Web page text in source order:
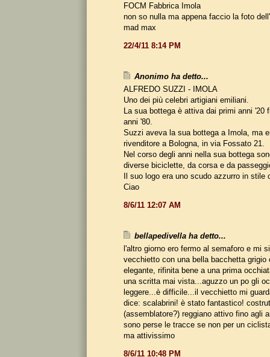
FOCM Fabbrica Imola
non so nulla ma appena faccio la foto
mad max
22/4/11 8:14 PM
Anonimo ha detto...
ALFREDO SUZZI - IMOLA
Uno dei più celebri artigiani emiliani.
La sua bottega è attiva dai primi anni '20
anni '80.
Suzzi aveva la sua bottega a Imola, ma
rivenditore a Bologna, in via Fossato 21.
Nel corso degli anni nella sua bottega
diverse biciclette, da corsa e da
Il suo logo era uno scudo azzurro in stile
Ciao
8/6/11 12:07 AM
bellapedivella ha detto...
l'altro giorno ero fermo al semaforo e mi
vecchietto con una bella bacchetta grigio
elegante, rifinita bene a una prima
una scritta mai vista...aguzzo un po gli
leggere...è difficile...il vecchietto mi
dice: scalabrini! è stato fantastico!
(assemblatore?) reggiano attivo fino agli
sono perse le tracce se non per un
ma attivissimo
8/6/11 10:48 PM